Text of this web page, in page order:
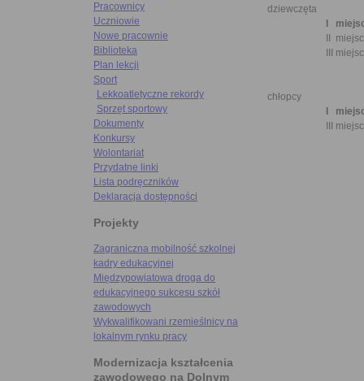
Pracownicy
Uczniowie
Nowe pracownie
Biblioteka
Plan lekcji
Sport
Lekkoatletyczne rekordy
Sprzęt sportowy
Dokumenty
Konkursy
Wolontariat
Przydatne linki
Lista podręczników
Deklaracja dostępności
Projekty
Zagraniczna mobilność szkolnej
kadry edukacyjnej
Międzypowiatowa droga do
edukacyjnego sukcesu szkół
zawodowych
Wykwalifikowani rzemieślnicy na
lokalnym rynku pracy
Modernizacja kształcenia
zawodowego na Dolnym
dziewczęta
I
II
III miejsce
chłopcy
I
III miejsce -